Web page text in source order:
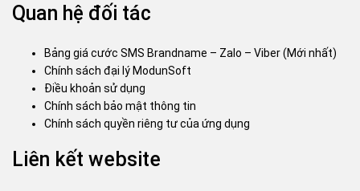
Quan hệ đối tác
Bảng giá cước SMS Brandname – Zalo – Viber (Mới nhất)
Chính sách đại lý ModunSoft
Điều khoản sử dụng
Chính sách bảo mật thông tin
Chính sách quyền riêng tư của ứng dụng
Liên kết website